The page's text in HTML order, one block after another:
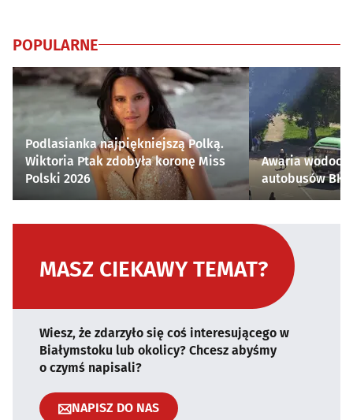
POPULARNE
Podlasianka najpiękniejszą Polką.
Wiktoria Ptak zdobyła koronę Miss
Polski 2026
Awaria
autobusów
MASZ CIEKAWY TEMAT?
Wiesz, że zdarzyło się coś interesującego w
Białymstoku lub okolicy? Chcesz abyśmy
o czymś napisali?
NAPISZ DO NAS